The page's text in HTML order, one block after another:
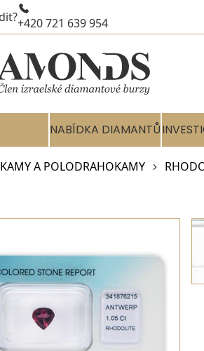
+420 721 639 954
NABÍDKA DIAMANTŮ
A POLODRAHOKAMY